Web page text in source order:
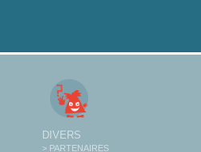
DIVERS
> PARTENAIRES